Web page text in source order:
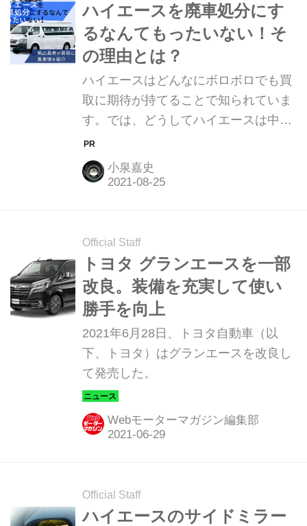
ハイエース。中古車市場でも、リセー
ルバリューの高さは常にトップクラ
ス。そんなハイエースだけに、高値で
売れるチャンスを逃したくない、売り
時はいつがベストなのか？過走行車や
年式が古くなったら処分すべきか？と
いった課題に直面します。 今回の記事
では、そういった課題を解決するため
に、ハイエースの売り時を見極めるポ
イントや、ハイ...
ハイエースを廃車処分にす
るなんてもったいない！そ
の理由とは？
ハイエースはどんなにボロボロでも買
取に期待が持てることで知られていま
す。では、どうしてハイエースは中古
車市場で人気なのでしょうか？それに
は、海外市場での人気が絡んでいま
す。この記事では、ハイエースを廃車
にしたいと思っていませんか？しか
し、ちょっと待ってください。ハイエ
ースをタダで処分してしまうのは非常
にもったいないこと。 ハイエースの需
要は国内だけでなく海外で高い人気を
誇ります。特に新興国では安い人件費
により故障したハイエースを修理可能
なので、廃車と考えていたハイエース
を海外輸出することで高値売却するこ
とも可能です。 ...
小泉嘉史
Official Staff
トヨタ グランエースを一部
改良。装備を充実して使い
勝手を向上
2021年6月28日、トヨタ自動車（以
下、トヨタ）はグランエースを改良し
て発売した。
Webモーターマガジン編集部
Official Staff
ハイエースのサイドミラー